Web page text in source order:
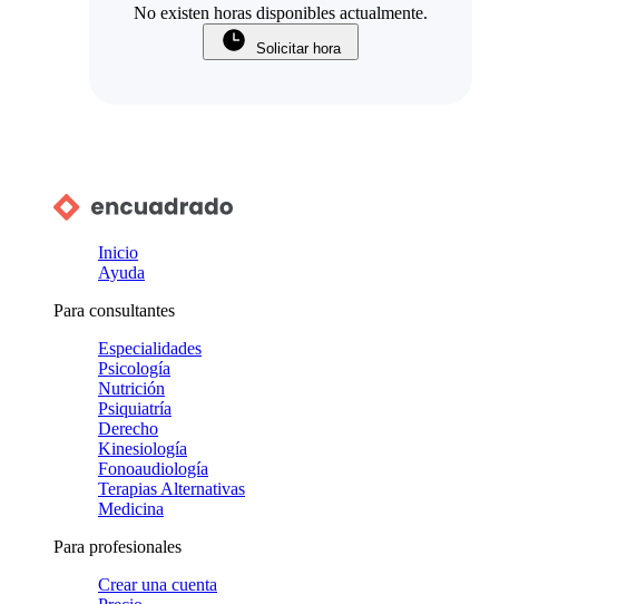
No existen horas disponibles actualmente.
Solicitar hora
Inicio
Ayuda
Para consultantes
Especialidades
Psicología
Nutrición
Psiquiatría
Derecho
Kinesiología
Fonoaudiología
Terapias Alternativas
Medicina
Para profesionales
Crear una cuenta